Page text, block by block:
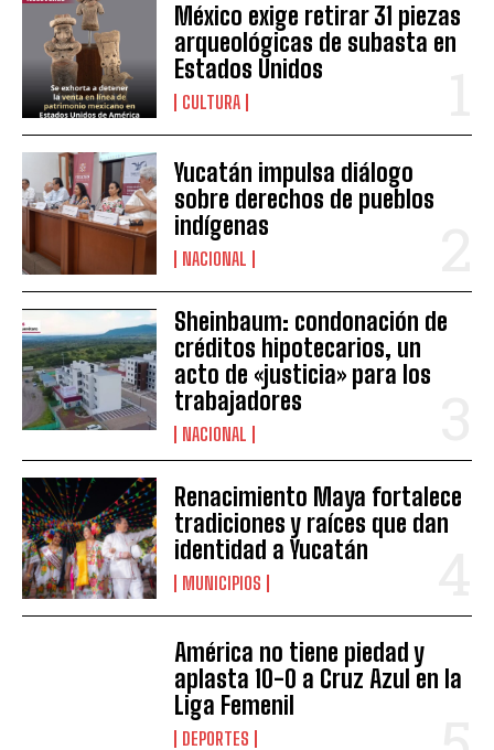
México exige retirar 31 piezas
arqueológicas de subasta en
Estados Unidos
CULTURA
Yucatán impulsa diálogo
sobre derechos de pueblos
indígenas
NACIONAL
Sheinbaum: condonación de
créditos hipotecarios, un
acto de «justicia» para los
trabajadores
NACIONAL
Renacimiento Maya fortalece
tradiciones y raíces que dan
identidad a Yucatán
MUNICIPIOS
América no tiene piedad y
aplasta 10-0 a Cruz Azul en la
Liga Femenil
DEPORTES